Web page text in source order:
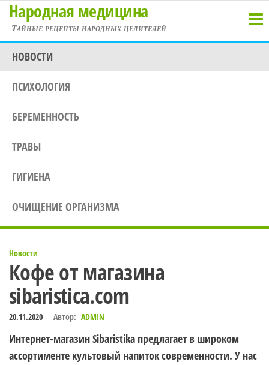
Перейти
содержимому
Народная медицина
Тайные рецепты народных целителей
НОВОСТИ
ПСИХОЛОГИЯ
БЕРЕМЕННОСТЬ
ТРАВЫ
ГИГИЕНА
ОЧИЩЕНИЕ ОРГАНИЗМА
Новости
Кофе от магазина
sibaristica.com
20.11.2020 Автор: ADMIN
Интернет-магазин Sibaristika предлагает в широком
ассортименте культовый напиток современности. У нас